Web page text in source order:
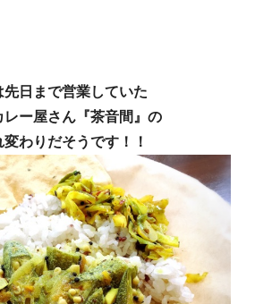
先日まで営業していた
レー屋さん『茶音間 』の
変わりだそうです！！